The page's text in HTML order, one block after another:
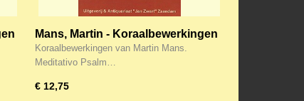
Mans, Martin - Koraalbewerkingen
(19)
Koraalbewerkingen van Martin Mans.
Meditativo Psalm…
€ 12,75